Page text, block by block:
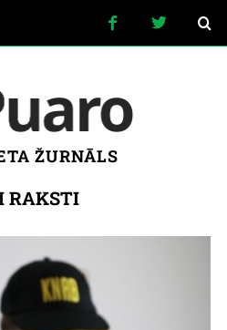
ŽURNĀLS
RAKSTI